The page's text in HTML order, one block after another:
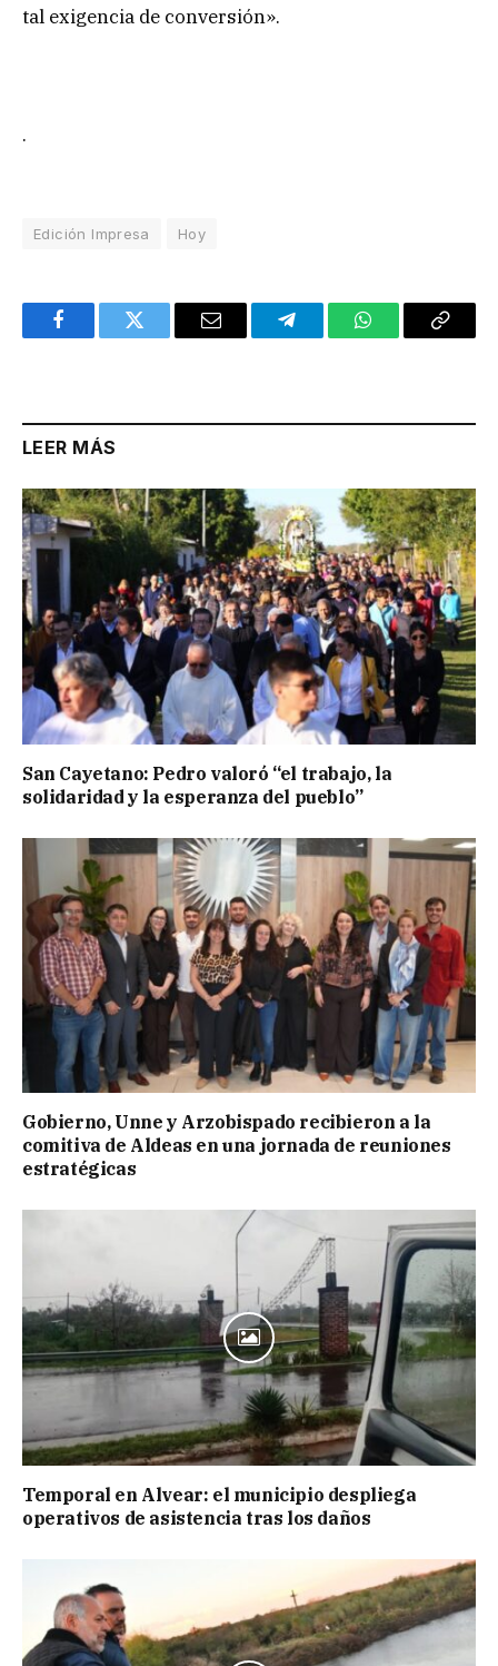
tal exigencia de conversión».
.
Edición Impresa Hoy
FacebookTwitter Email TelegramWhatsAppCopy
LEER MÁS
San Cayetano: Pedro valoró “el trabajo, la
solidaridad y la esperanza del pueblo”
Gobierno, Unne y Arzobispado recibieron a la
comitiva de Aldeas en una jornada de reuniones
estratégicas
Temporal en Alvear: el municipio despliega
operativos de asistencia tras los daños